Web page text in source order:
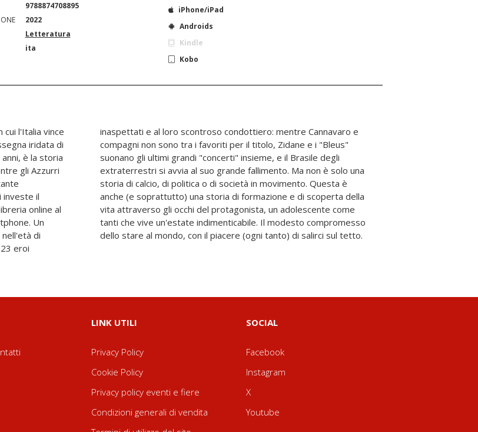
9788874708895
2022
Letteratura
ita
iPhone/iPad
Androids
Kindle
Kobo
l'Italia vince
iridata di
è la storia
gli Azzurri
investe il
online al
Un
di
eroi
Cannavaro e
e i "Bleus"
Brasile degli
è solo una
è
della
come
dello stare al mondo, con il piacere (ogni tanto) di salirci sul tetto.
LINK UTILI
Privacy Policy
Cookie Policy
Privacy policy eventi e fiere
Condizioni generali di vendita
SOCIAL
Facebook
Instagram
X
Youtube